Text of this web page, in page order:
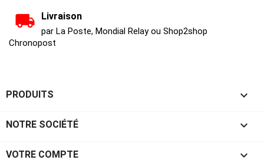
Livraison
par La Poste, Mondial Relay ou Shop2shop
Chronopost
PRODUITS 
NOTRE SOCIÉTÉ 
VOTRE COMPTE 